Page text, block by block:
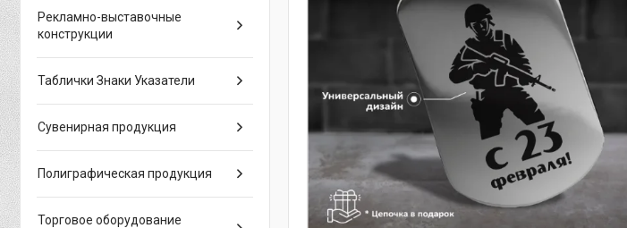
Рекламно-выставочные
конструкции
Таблички Знаки Указатели
Сувенирная продукция
Полиграфическая продукция
Торговое оборудование